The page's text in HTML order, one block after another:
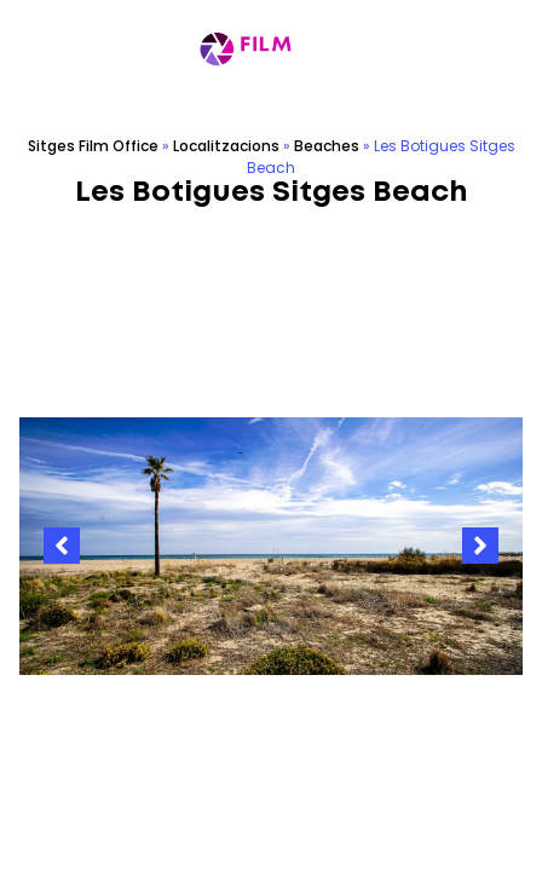
Sitges Film Office » Localitzacions » Beaches » Les Botigues Sitges
Beach
Les Botigues Sitges Beach